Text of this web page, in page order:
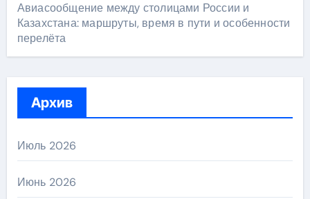
Авиасообщение между столицами России и
Казахстана: маршруты, время в пути и особенности
перелёта
Архив
Июль 2026
Июнь 2026